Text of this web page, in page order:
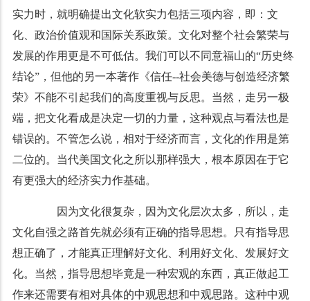
实力时，就明确提出文化软实力包括三项内容，即：文
化、政治价值观和国际关系政策。文化对整个社会繁荣与
发展的作用更是不可低估。我们可以不同意福山的“历史终
结论”，但他的另一本著作《信任--社会美德与创造经济繁
荣》不能不引起我们的高度重视与反思。当然，走另一极
端，把文化看成是决定一切的力量，这种观点与看法也是
错误的。不管怎么说，相对于经济而言，文化的作用是第
二位的。当代美国文化之所以那样强大，根本原因在于它
有更强大的经济实力作基础。
因为文化很复杂，因为文化层次太多，所以，走
文化自强之路首先就必须有正确的指导思想。只有指导思
想正确了，才能真正理解好文化、利用好文化、发展好文
化。当然，指导思想毕竟是一种宏观的东西，真正做起工
作来还需要有相对具体的中观思想和中观思路。这种中观